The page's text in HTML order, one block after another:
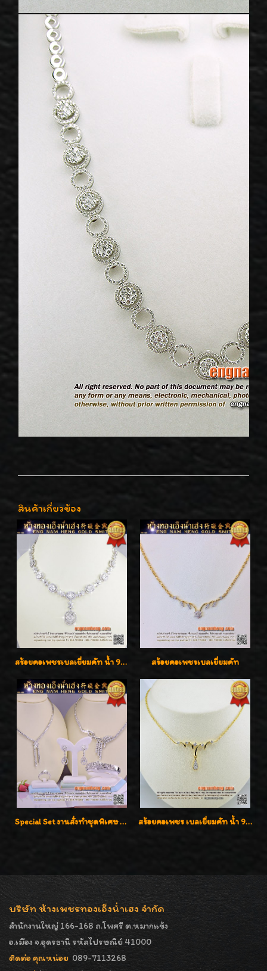
สินค้าเกี่ยวข้อง
สร้อยคอเพชรเบลเยี่ยมคัท น้ำ 99% E-Color / VVS น้ำหนักเพชรรวม 16.05 กะรัต สร้อยคอเพชรเบลเยี่ยมคัท
Special Set งานสั่งทำชุดพิเศษ เพชรคัดทุกชิ้น สวยหรูหรา ราคามิตรภาพค่ะ สร้อยคอเพชร เบลเยี่ยมคัท น้ำ 98% F-Color/VVS รูปแบบหวานใส่สวยดูดีน่ารักสุดๆค่ะ
บริษัท ห้างเพชรทองเอ็งน่ำเฮง จำกัด
สำนักงานใหญ่ 166-168 ถ.โพศรี ต.หมากแข้ง
อ.เมือง จ.อุดรธานี รหัสไปรษณีย์ 41000
ติดต่อ คุณหน่อย 089-7113268